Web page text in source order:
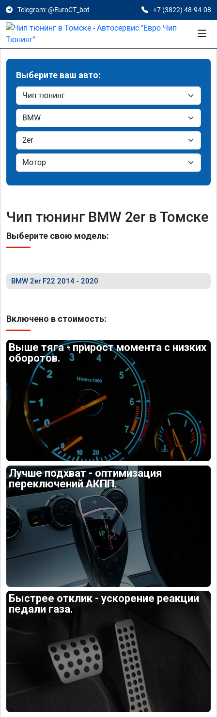
Telegram: @EuroCT_bot +7 (3822) 48-94-08
Выберите ваш авто:
Чип тюнинг BMW 2er в Томске
Выберите свою модель:
BMW 2er F22 2014 - 2020
Включено в стоимость:
Выше тяга - прирост момента с низких
оборотов.
Лучше подхват - оптимизация
переключений АКПП.
Быстрее отклик - ускорение реакции
педали газа.